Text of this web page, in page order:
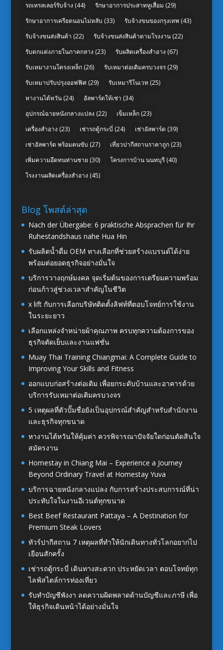
รถเทรลเลอร์รับจ้าง (44) รักษาอาการประสาทหูเสื่อม (29)
รักษาอาการเครียดนอนไม่หลับ (33) รับจ้างขนของกรุงเทพ (43)
รับจ้างขนส่งสินค้า (22) รับจ้างขนส่งสินค้าตามโรงงาน(22)
รับตกแต่งภายในภาคกลาง (23) รับผลิตเครื่องสำอาง (67)
รับเหมางานโครงเหล็ก(26) รับเหมาต่อเติมครบวงจร(29)
รับเหมาปรับปรุงออฟฟิศ(29) รับเหมารีโนเวท (25)
หางานไต้หวัน(24) อัลพาร์ดให้เช่า (34)
อุปกรณ์ฉายหนังกลางแปลง (22) เข็มเหล็ก(23)
เครื่องสำอาง (23) เช่ารถตู้กระบี่ (24) เช่าอัลพาร์ด (39)
เช่าอัลพาร์ด พร้อมคนขับ (27) เที่ยวปากีสถานราคาถูก(23)
เพิ่มความอึดทนท่านชาย (30) โครงการบ้าน นนทบุรี(40)
โรงงานผลิตเครื่องสำอาง (45)
Blog โพสต์ล่าสุด
Nach der Übergabe: 6 praktische Absprachen für Ihr
Ruhestandshaus nahe Hua Hin
รับผลิตน้ำดื่ม OEM ทางเลือกที่ช่วยสร้างแบรนด์ได้ง่าย
พร้อมต่อยอดธุรกิจอย่างมั่นใจ
บริการวางฤกษ์มงคล จุดเริ่มต้นของการเตรียมความพร้อม
ก่อนก้าวสู่ช่วงเวลาสำคัญในชีวิต
x lift กับการเลือกบริษัทติดตั้งลิฟท์ที่ตอบโจทย์การใช้งาน
ในระยะยาว
เลือกแหล่งจำหน่ายผ้าคุณภาพ ครบทุกความต้องการของ
ธุรกิจตัดเย็บและงานแฟชั่น
Muay Thai Training Chiangmai: A Complete Guide to
Improving Your Skills and Fitness
ออกแบบก่อสร้างต่อเติม เพื่อยกระดับบ้านและอาคารด้วย
บริการรับเหมาต่อเติมครบวงจร
5 เหตุผลที่ตัวปั๊มชื่อยังเป็นอุปกรณ์สำคัญสำหรับสำนักงาน
และธุรกิจทุกขนาด
หางานไต้หวันให้คุ้มค่า ควรพิจารณาปัจจัยใดก่อนตัดสินใจ
สมัครงาน
Homestay in Chiang Mai – Experience a Journey
Beyond Ordinary Travel at Homestay Yuva
บริการฉายหนังกลางแปลง กับการสร้างประสบการณ์ที่น่า
ประทับใจในงานอีเวนต์ทุกขนาด
Best Beef Restaurant Pattaya – A Destination for
Premium Steak Lovers
ทัวร์ปากีสถาน 7 เหตุผลที่ทำให้นักเดินทางทั่วโลกอยากไป
เยือนสักครั้ง
เช่ารถตู้กระบี่ เดินทางสะดวก ประหยัดเวลา ตอบโจทย์ทุก
ไลฟ์สไตล์การท่องเที่ยว
รับทำบัญชีพังงา ลดความผิดพลาดด้านบัญชีและภาษี เพื่อ
ให้ธุรกิจเดินหน้าได้อย่างมั่นใจ